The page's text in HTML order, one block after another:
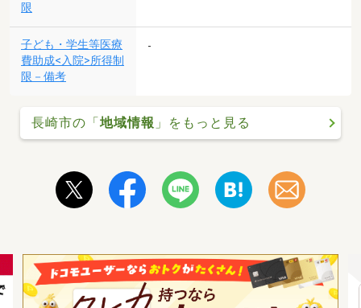
限
子ども・学生等医療
費助成<入院>所得制
限－備考
-
長崎市の「地域情報 」をもっと見る